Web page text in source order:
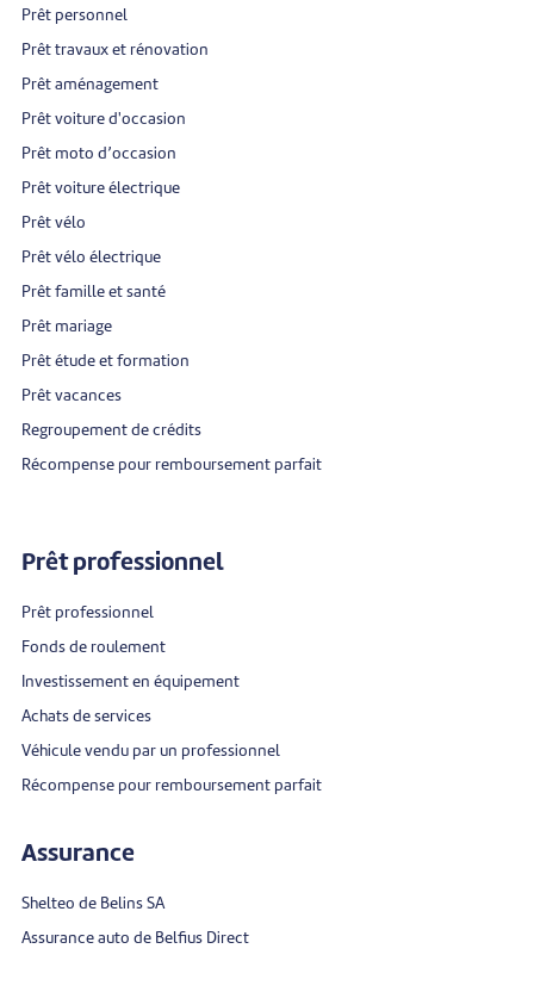
Prêt personnel
Prêt travaux et rénovation
Prêt aménagement
Prêt voiture d'occasion
Prêt moto d’occasion
Prêt voiture électrique
Prêt vélo
Prêt vélo électrique
Prêt famille et santé
Prêt mariage
Prêt étude et formation
Prêt vacances
Regroupement de crédits
Récompense pour remboursement parfait
Prêt professionnel
Prêt professionnel
Fonds de roulement
Investissement en équipement
Achats de services
Véhicule vendu par un professionnel
Récompense pour remboursement parfait
Assurance
Shelteo de Belins SA
Assurance auto de Belfius Direct